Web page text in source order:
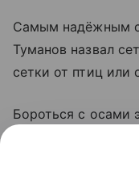
Самым надёжным
Туманов назвал
сетки от птиц или
Бороться с осами